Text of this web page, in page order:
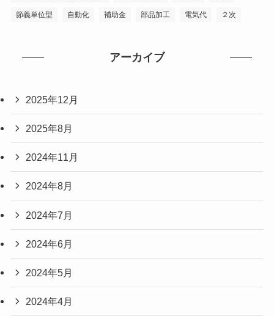
節義単位型 自動化 補助金 部品加工 電気代 ２次
アーカイブ
2025年12月
2025年8月
2024年11月
2024年8月
2024年7月
2024年6月
2024年5月
2024年4月